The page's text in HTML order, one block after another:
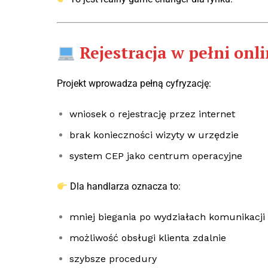
Rejestracja w pełni
Projekt wprowadza pełną cyfryzację:
wniosek o rejestrację przez internet
brak konieczności wizyty w urzędzie
system CEP jako centrum operacyjne
Dla handlarza oznacza to:
mniej biegania po wydziałach komunikacji
możliwość obsługi klienta zdalnie
szybsze procedury